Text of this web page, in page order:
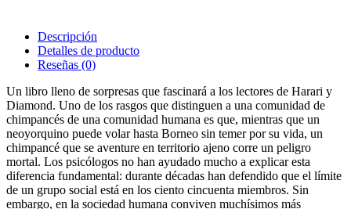
Descripción
Detalles de producto
Reseñas (0)
Un libro lleno de sorpresas que fascinará a los lectores de Harari y
Diamond. Uno de los rasgos que distinguen a una comunidad de
chimpancés de una comunidad humana es que, mientras que un
neoyorquino puede volar hasta Borneo sin temer por su vida, un
chimpancé que se aventure en territorio ajeno corre un peligro
mortal. Los psicólogos no han ayudado mucho a explicar esta
diferencia fundamental: durante décadas han defendido que el límite
de un grupo social está en los ciento cincuenta miembros. Sin
embargo, en la sociedad humana conviven muchísimos más